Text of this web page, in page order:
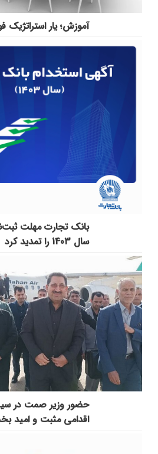
آموزش؛ یار استراتژیک
بانک تجارت مهلت
سال 1403 را تمدید کرد
حضور وزیر صمت در
اقدامی مثبت و امید